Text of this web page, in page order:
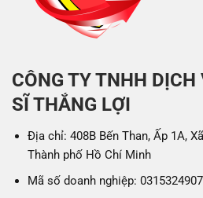
CÔNG TY TNHH DỊCH
SĨ THẮNG LỢI
Địa chỉ: 408B Bến Than, Ấp 1A,
Thành phố Hồ Chí Minh
Mã số doanh nghiệp: 0315324907